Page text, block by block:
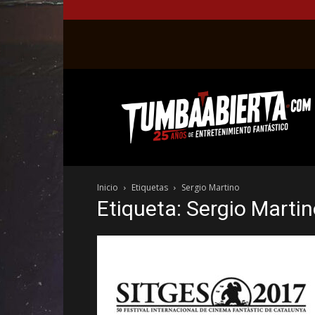
web
del
entretenimiento
el
género
fantástico.
Inicio Etiquetas Sergio Martino
Etiqueta: Sergio